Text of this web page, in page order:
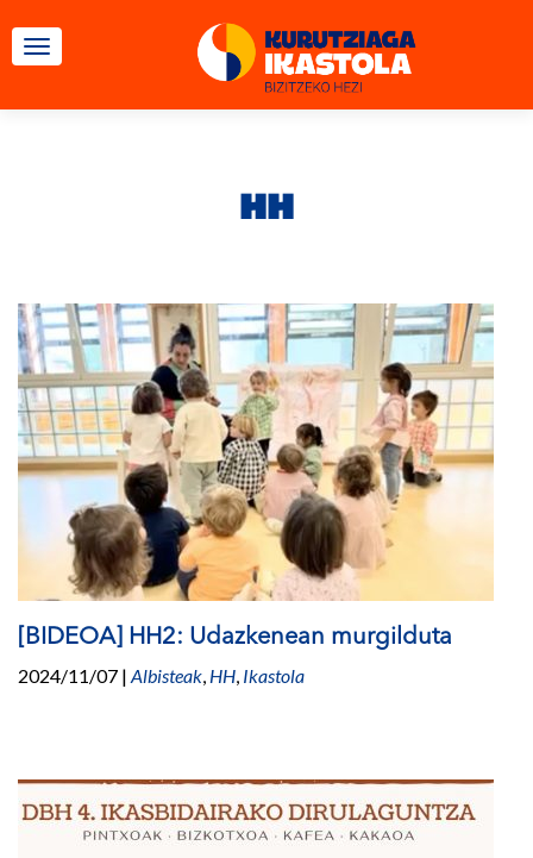
TOGGLE NAVIGATION
HH
[BIDEOA] HH2: Udazkenean murgilduta
2024/11/07 | Albisteak, HH, Ikastola